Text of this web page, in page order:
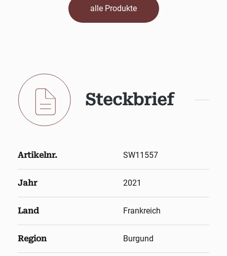
alle Produkte
Steckbrief
Artikelnr. SW11557
Jahr 2021
Land Frankreich
Region Burgund